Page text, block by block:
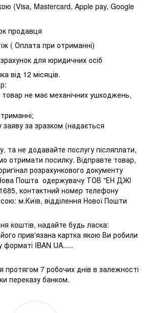
(Visa, Mastercard, Apple pay, Google
продавця
( Оплата при отриманні)
для юридичних осіб
від 12 місяців.
не має механічних ушкоджень,
заяву за зразком (надається
та не додавайте послугу післяплати,
отримати посилку. Відправте товар,
розрахункового документу
Пошта одержувачу ТОВ "ЕН ДЖІ
контактний номер телефону
м.Київ, відділення Нової Пошти
коштів, надайте будь ласка:
прив'язана картка якою Ви робили
форматі IBAN UA.....
7 робочих днів в залежності
переказу банком.